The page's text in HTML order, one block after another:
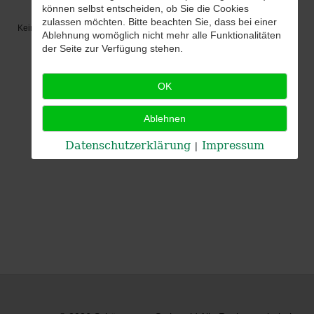
Keine Termine
können selbst entscheiden, ob Sie die Cookies
zulassen möchten. Bitte beachten Sie, dass bei einer
Ablehnung womöglich nicht mehr alle Funktionalitäten
der Seite zur Verfügung stehen.
OK
Ablehnen
Datenschutzerklärung | Impressum